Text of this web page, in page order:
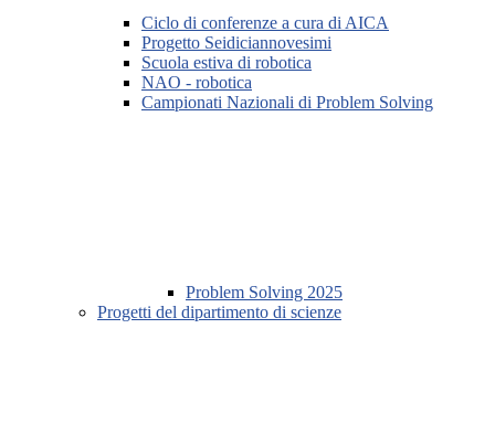
Ciclo di conferenze a cura di AICA
Progetto Seidiciannovesimi
Scuola estiva di robotica
NAO - robotica
Campionati Nazionali di Problem Solving
Problem Solving 2025
Progetti del dipartimento di scienze